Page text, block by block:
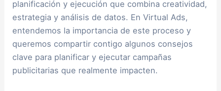
planificación y ejecución que combina creatividad,
estrategia y análisis de datos. En Virtual Ads,
entendemos la importancia de este proceso y
queremos compartir contigo algunos consejos
clave para planificar y ejecutar campañas
publicitarias que realmente impacten.